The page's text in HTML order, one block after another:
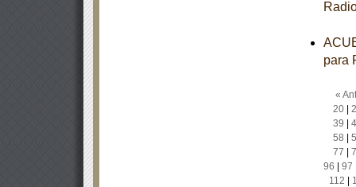
para
«
20|
39
58
77
96
97
112